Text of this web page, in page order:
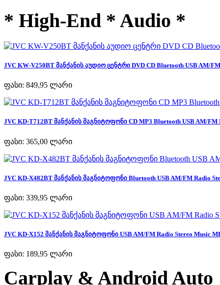
* High-End * Audio *
JVC KW-V250BT მანქანის აუდიო ცენტრი DVD CD Bluetooth USB AM/
ფასი: 849,95 ლარი
JVC KD-T712BT მანქანის მაგნიტოფონი CD MP3 Bluetooth USB AM/FM
ფასი: 365,00 ლარი
JVC KD-X482BT მანქანის მაგნიტოფონი Bluetooth USB AM/FM Radio
ფასი: 339,95 ლარი
JVC KD-X152 მანქანის მაგნიტოფონი USB AM/FM Radio Stereo Music
ფასი: 189,95 ლარი
Carplay & Android Auto